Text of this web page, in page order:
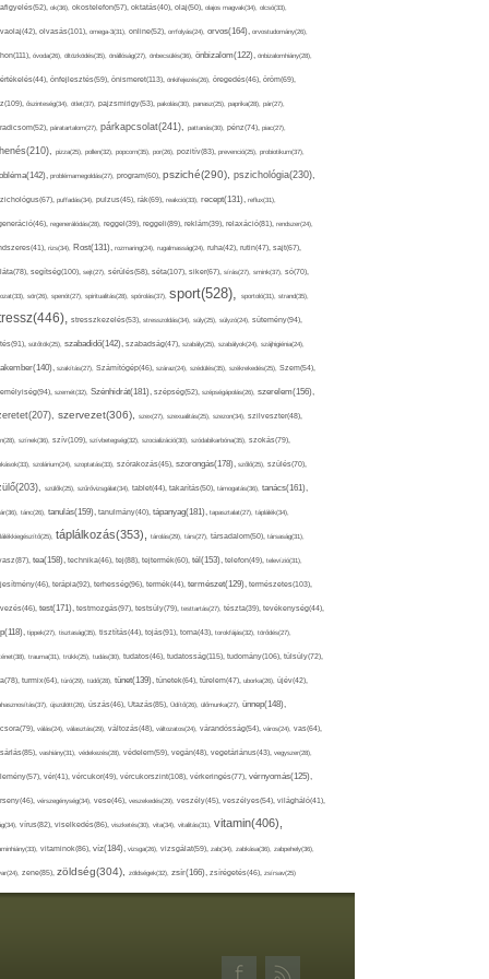
ok(36), okostelefon(57), oktatás(40), olaj(50), olajos magvak(34), olcsó(33),
olvasás(101), omega-3(31), online(52), orrfolyás(24), orvos(164), orvostudomány(26),
óvoda(26), öltözködés(35), önállóság(27), önbecsülés(36), önbizalom(122), önbizalomhiány(28),
önfejlesztés(59), önismeret(113), önkifejezés(26), öregedés(46), öröm(69),
őszinteség(34), ötlet(37), pajzsmirigy(53), pakolás(30), panasz(25), paprika(28), pár(27),
páratartalom(27), párkapcsolat(241), pattanás(30), pénz(74), piac(27),
pizza(25), pollen(32), popcorn(35), por(26), pozitív(83), prevenció(25), probiotikum(37),
problémamegoldás(27), program(60), psziché(290), pszichológia(230),
puffadás(34), pulzus(45), rák(69), reakció(33), recept(131), reflux(31),
regenerálódás(28), reggel(39), reggeli(89), reklám(39), relaxáció(81), rendszer(24),
rizs(34), Rost(131), rozmaring(24), rugalmasság(24), ruha(42), rutin(47), sajt(67),
segítség(100), sejt(27), sérülés(58), séta(107), siker(67), sírás(27), smink(37), só(70),
sör(26), spenót(27), spiritualitás(28), spórolás(37), sport(528), sportoló(31), strand(35),
stresszkezelés(53), stresszoldás(34), súly(25), súlyzó(24), sütemény(94),
sütőtök(25), szabadidő(142), szabadság(47), szabály(25), szabályok(24), szájhigiénia(24),
szakítás(27), Számítógép(46), száraz(24), szédülés(35), székrekedés(25), Szem(54),
szemét(32), Szénhidrát(181), szépség(52), szépségápolás(26), szerelem(156),
szervezet(306), szex(27), szexualitás(25), szezon(34), szilveszter(48),
színek(36), szív(109), szívbetegség(32), szocializáció(30), szódabikarbóna(35), szokás(79),
szolárium(24), szoptatás(33), szórakozás(45), szorongás(178), szőlő(25), szülés(70),
szülők(25), szűrővizsgálat(34), tablet(44), takarítás(50), támogatás(36), tanács(161),
tánc(26), tanulás(159), tanulmány(40), tápanyag(181), tapasztalat(27), táplálék(34),
táplálkozás(353), tárolás(29), társ(27), társadalom(50), társaság(31),
tea(158), technika(46), tej(88), tejtermék(60), tél(153), telefon(49), televízió(31),
terápia(92), terhesség(96), termék(44), természet(129), természetes(103),
test(171), testmozgás(97), testsúly(79), testtartás(27), tészta(39), tevékenység(44),
tippek(27), tisztaság(35), tisztítás(44), tojás(91), torna(43), torokfájás(32), törődés(27),
trauma(31), trükk(25), tudás(30), tudatos(46), tudatosság(115), tudomány(106), túlsúly(72),
turmix(64), túró(29), tüdő(28), tünet(139), tünetek(64), türelem(47), uborka(26), újév(42),
újszülött(26), úszás(46), Utazás(85), Üdítő(26), ülőmunka(27), ünnep(148),
válás(24), választás(29), változás(48), változatos(24), várandósság(54), város(24), vas(64),
vashiány(31), védekezés(28), védelem(59), vegán(48), vegetáriánus(43), vegyszer(28),
vér(41), vércukor(49), vércukorszint(108), vérkeringés(77), vérnyomás(125),
vérszegénység(34), vese(46), veszekedés(29), veszély(45), veszélyes(54), világháló(41),
vírus(82), viselkedés(86), viszketés(30), vita(34), vitalitás(31), vitamin(406),
vitaminok(86), víz(184), vizsga(26), vizsgálat(59), zab(34), zabkása(36), zabpehely(36),
zene(85), zöldség(304), zöldségek(32), zsír(166), zsírégetés(46), zsírsav(25)